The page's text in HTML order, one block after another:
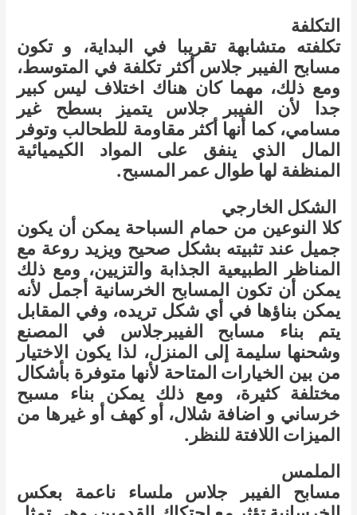
التكلفة
تكلفته متشابهة تقريبا في البداية، و تكون
مسابح الفيبر جلاس أكثر تكلفة في المتوسط،
ومع ذلك، مهما كان هناك اختلاف ليس كبير
جدا لأن الفيبر جلاس يتميز بسطح غير
مسامي، كما أنها أكثر مقاومة للطحالب وتوفر
المال الذي ينفق على المواد الكيميائية
المنظفة لها طوال عمر المسبح.
الشكل الخارجي
كلا النوعين من حمام السباحة يمكن أن يكون
جميل عند تثبيته بشكل صحيح ويزيد روعة مع
المناظر الطبيعية الجذابة والتزيين، ومع ذلك
يمكن أن تكون المسابح الخرسانية أجمل لأنه
يمكن بناؤها في أي شكل تريده، وفي المقابل
يتم بناء مسابح الفيبرجلاس في المصنع
وشحنها سليمة إلى المنزل، لذا يكون الاختيار
من بين الخيارات المتاحة لأنها متوفرة بأشكال
مختلفة كثيرة، ومع ذلك يمكن بناء مسبح
خرساني و اضافة شلال، أو كهف أو غيرها من
الميزات اللافتة للنظر.
الملمس
مسابح الفيبر جلاس ملساء ناعمة بعكس